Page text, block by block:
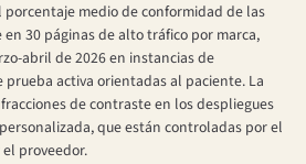
porcentaje medio de conformidad de las
en 30 páginas de alto tráfico por marca,
abril de 2026 en instancias de
prueba activa orientadas al paciente. La
de contraste en los despliegues
que están controladas por el
proveedor.